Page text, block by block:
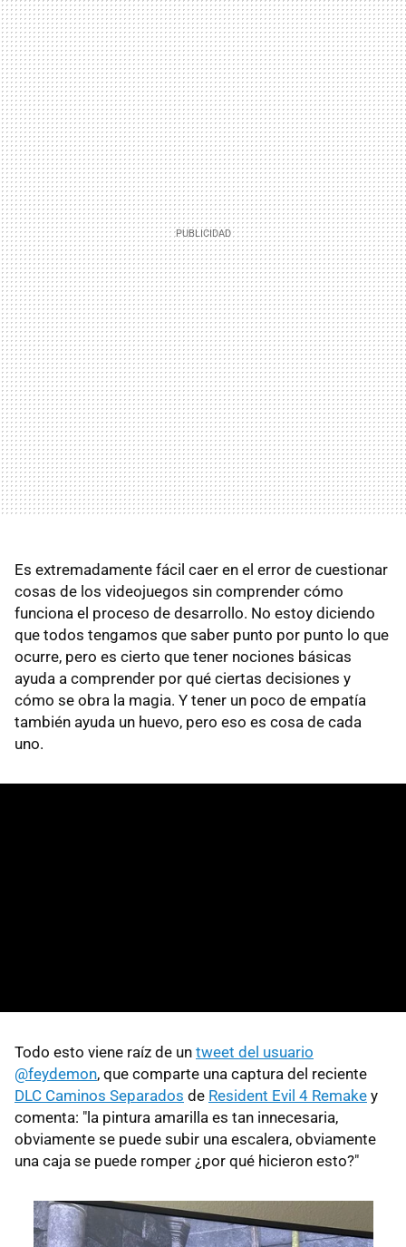
Es extremadamente fácil caer en el error de cuestionar
cosas de los videojuegos sin comprender cómo
funciona el proceso de desarrollo. No estoy diciendo
que todos tengamos que saber punto por punto lo que
ocurre, pero es cierto que tener nociones básicas
ayuda a comprender por qué ciertas decisiones y
cómo se obra la magia. Y tener un poco de empatía
también ayuda un huevo, pero eso es cosa de cada
uno.
Todo esto viene raíz de un tweet del usuario
@feydemon, que comparte una captura del reciente
DLC Caminos Separados de Resident Evil 4 Remake y
comenta: "la pintura amarilla es tan innecesaria,
obviamente se puede subir una escalera, obviamente
una caja se puede romper ¿por qué hicieron esto?"